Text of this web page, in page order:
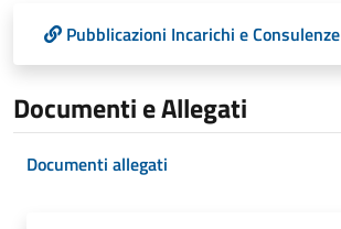
Pubblicazioni Incarichi e Consulenze
Documenti e Allegati
Documenti allegati